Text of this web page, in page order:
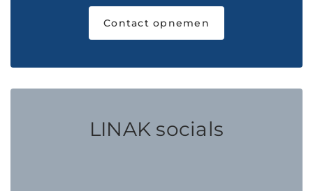
Contact opnemen
LINAK socials